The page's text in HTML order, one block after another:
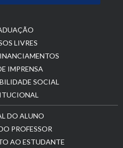
LIVRES
IMPRENSA
SOCIAL
DO ALUNO
PROFESSOR
AO ESTUDANTE